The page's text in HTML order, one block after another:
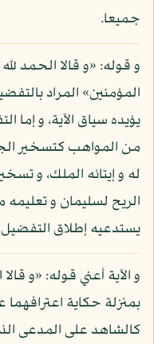
جميعا.
و قوله: «و قالا الحمد
المؤمنين» المراد
يؤيده سياق الآية، و
من المواهب كتسخير
له و إيتائه الملك، و
الريح لسليمان و تعليمه
يستدعيه إطلاق
و الآية أعني قوله: «و
بمنزلة حكاية
كالشاهد على المدعى